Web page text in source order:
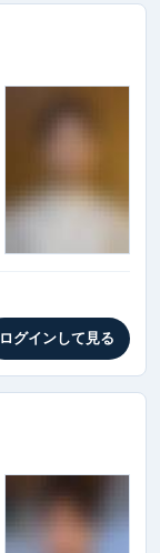
ログインして見る